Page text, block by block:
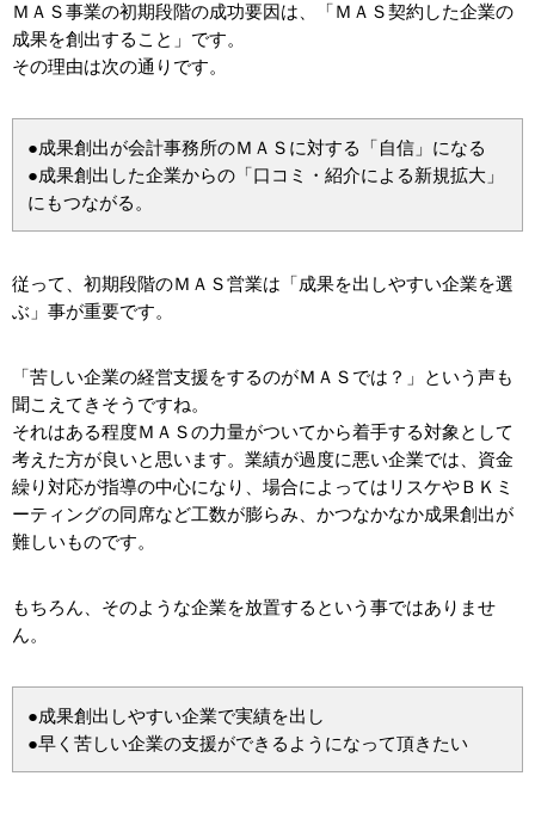
ＭＡＳ事業の初期段階の成功要因は、「ＭＡＳ契約した企業の
成果を創出すること」です。
その理由は次の通りです。
●成果創出が会計事務所のＭＡＳに対する「自信」になる
●成果創出した企業からの「口コミ・紹介による新規拡大」
にもつながる。
従って、初期段階のＭＡＳ営業は「成果を出しやすい企業を選
ぶ」事が重要です。
「苦しい企業の経営支援をするのがＭＡＳでは？」という声も
聞こえてきそうですね。
それはある程度ＭＡＳの力量がついてから着手する対象として
考えた方が良いと思います。業績が過度に悪い企業では、資金
繰り対応が指導の中心になり、場合によってはリスケやＢＫミ
ーティングの同席など工数が膨らみ、かつなかなか成果創出が
難しいものです。
もちろん、そのような企業を放置するという事ではありませ
ん。
●成果創出しやすい企業で実績を出し
●早く苦しい企業の支援ができるようになって頂きたい